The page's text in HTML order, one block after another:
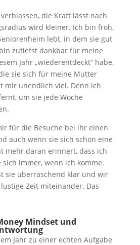
die Kraft lässt nach
wird kleiner. Ich bin froh,
lebt, in dem sie gut
zutiefst dankbar für meine
Jahr „wiederentdeckt“ habe,
sie sich für meine Mutter
mir unendlich viel. Denn ich
um sie jede Woche
für die Besuche bei ihr einen
auch wenn sie sich schon eine
mehr daran erinnert, dass ich
immer, wenn ich komme.
sie überraschend klar und wir
Zeit miteinander. Das
Mindset und
Jahr zu einer echten Aufgabe